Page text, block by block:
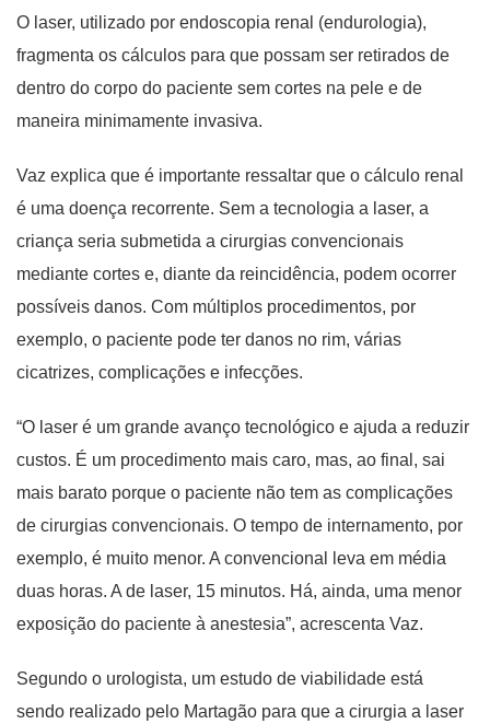
O laser, utilizado por endoscopia renal (endurologia),
fragmenta os cálculos para que possam ser retirados de
dentro do corpo do paciente sem cortes na pele e de
maneira minimamente invasiva.
Vaz explica que é importante ressaltar que o cálculo renal
é uma doença recorrente. Sem a tecnologia a laser, a
criança seria submetida a cirurgias convencionais
mediante cortes e, diante da reincidência, podem ocorrer
possíveis danos. Com múltiplos procedimentos, por
exemplo, o paciente pode ter danos no rim, várias
cicatrizes, complicações e infecções.
“O laser é um grande avanço tecnológico e ajuda a reduzir
custos. É um procedimento mais caro, mas, ao final, sai
mais barato porque o paciente não tem as complicações
de cirurgias convencionais. O tempo de internamento, por
exemplo, é muito menor. A convencional leva em média
duas horas. A de laser, 15 minutos. Há, ainda, uma menor
exposição do paciente à anestesia”, acrescenta Vaz.
Segundo o urologista, um estudo de viabilidade está
sendo realizado pelo Martagão para que a cirurgia a laser